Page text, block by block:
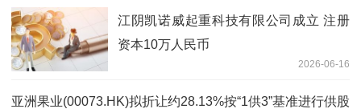
江阴凯诺威起重科技有限公司成立 注册
资本10万人民币
2026-06-16
亚洲果业(00073.HK)拟折让约28.13%按“1供3”基准进行供股